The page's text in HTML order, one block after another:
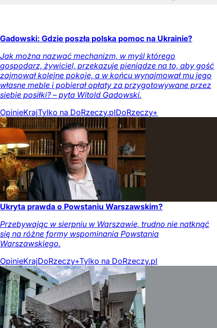
Gadowski: Gdzie poszła polska pomoc na Ukrainie?
Jak można nazwać mechanizm, w myśl którego
gospodarz, żywiciel, przekazuje pieniądze na to, aby gość
zajmował kolejne pokoje, a w końcu wynajmował mu jego
własne meble i pobierał opłaty za przygotowywane przez
siebie posiłki? – pyta Witold Gadowski.
OpinieKrajTylko na DoRzeczy.plDoRzeczy+
Ukryta prawda o Powstaniu Warszawskim?
Przebywając w sierpniu w Warszawie, trudno nie natknąć
się na różne formy wspominania Powstania
Warszawskiego.
OpinieKrajDoRzeczy+Tylko na DoRzeczy.pl